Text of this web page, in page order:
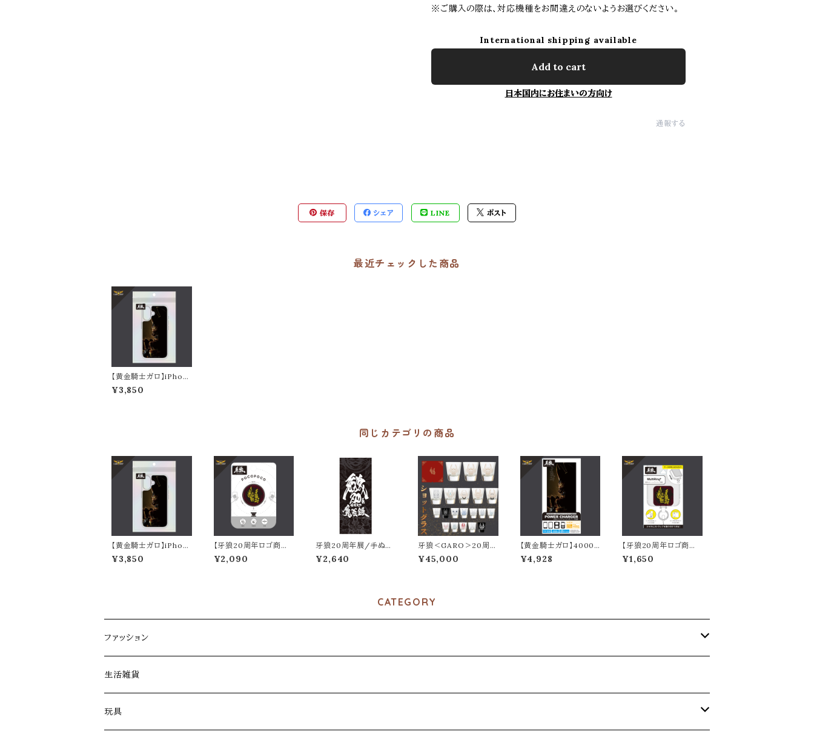
※ご購入の際は、対応機種をお間違えのないようお選びください。
International shipping available
Add to cart
日本国内にお住まいの方向け
通報する
保存 シェア LINE ポスト
最近チェックした商品
【黄金騎士ガロ】iPhon
e16シリーズ対応クリア
ケース
¥3,850
同じカテゴリの商品
【黄金騎士ガロ】iPhon
e17シリーズ対応クリア
ケース
¥3,850
【牙狼20周年ロゴ商品】
POCOPOCO
¥2,090
牙狼20周年展/手ぬぐ
い
¥2,640
牙狼＜GARO＞20周年
記念 ショットグラス
¥45,000
【黄金騎士ガロ】4000
mAh ガラスリチウムイオ
ンポリマー充電器 2.1A
¥4,928
【牙狼20周年ロゴ商品】
マルチリングプラス
¥1,650
CATEGORY
ファッション
アパレル
ファッション雑貨
生活雑貨
玩具